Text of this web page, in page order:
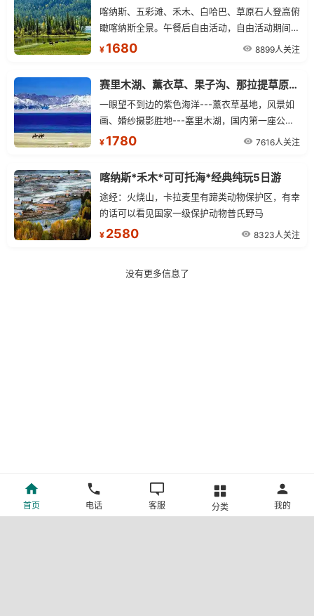
喀纳斯、五彩滩、禾木、白哈巴、草原石人登高俯
瞰喀纳斯全景。午餐后自由活动，自由活动期间可
深入喀纳斯村，捕捉草原文化的点点滴滴。晚集合
¥ 1680 8899人关注
赛里木湖、薰衣草、果子沟、那拉提草原、巴音布鲁克5日浪漫之旅
一眼望不到边的紫色海洋---薰衣草基地，风景如
画、婚纱摄影胜地---塞里木湖，国内第一座公路
双塔双索面钢桁梁斜拉桥--果子沟大桥，中哈边贸
¥ 1780 7616人关注
喀纳斯*禾木*可可托海*经典纯玩5日游
途经：火烧山，卡拉麦里有蹄类动物保护区，有幸
的话可以看见国家一级保护动物普氏野马
¥ 2580 8323人关注
没有更多信息了
首页 电话 客服 分类 我的